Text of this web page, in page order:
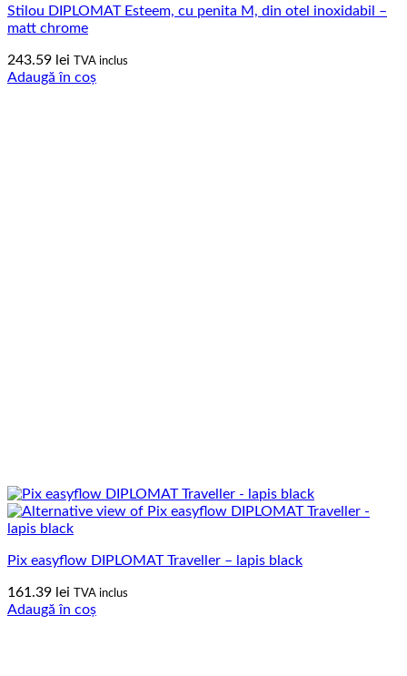
Stilou DIPLOMAT Esteem, cu penita M, din otel inoxidabil –
matt chrome
243.59 lei TVA inclus
Adaugă în coș
Pix easyflow DIPLOMAT Traveller – lapis black
161.39 lei TVA inclus
Adaugă în coș